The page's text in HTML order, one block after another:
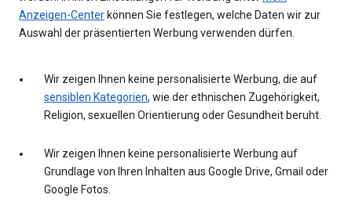
Anzeigen-Center können Sie festlegen, welche Daten wir zur
Auswahl der präsentierten Werbung verwenden dürfen.
Wir zeigen Ihnen keine personalisierte Werbung, die auf
sensiblen Kategorien, wie der ethnischen Zugehörigkeit,
Religion, sexuellen Orientierung oder Gesundheit beruht.
Wir zeigen Ihnen keine personalisierte Werbung auf
Grundlage von Ihren Inhalten aus Google Drive, Gmail oder
Google Fotos.